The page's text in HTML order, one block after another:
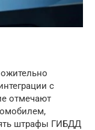
с
отмечают
штрафы ГИБДД